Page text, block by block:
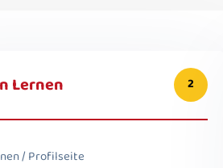
Lernen 2
/ Profilseite